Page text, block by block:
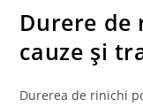
Durere de
cauze și
Durerea de rinichi